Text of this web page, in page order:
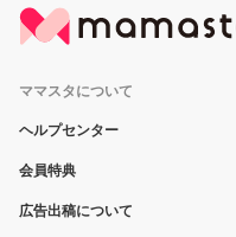
ママスタについて
ヘルプセンター
会員特典
広告出稿について